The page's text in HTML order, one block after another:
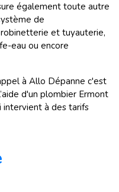
également toute autre
de
et tuyauterie,
eau ou encore
à Allo Dépanne c'est
d'un plombier Ermont
à des tarifs